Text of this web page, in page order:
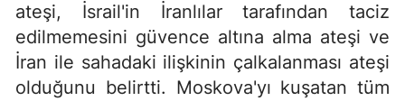
ateşi, İsrail'in İranlılar tarafından taciz
edilmemesini güvence altına alma ateşi ve
İran ile sahadaki ilişkinin çalkalanması ateşi
olduğunu belirtti. Moskova'yı kuşatan tüm